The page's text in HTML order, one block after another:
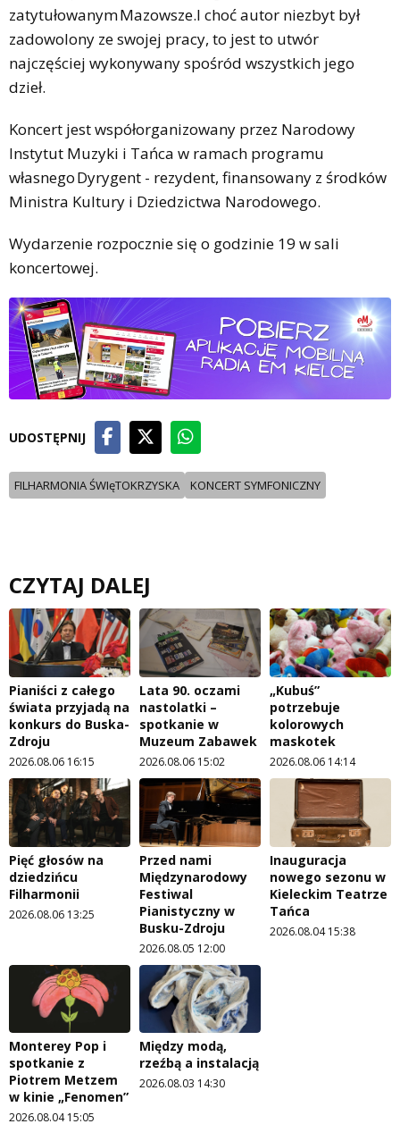
zatytułowanym Mazowsze.I choć autor niezbyt był
zadowolony ze swojej pracy, to jest to utwór
najczęściej wykonywany spośród wszystkich jego
dzieł.
Koncert jest współorganizowany przez Narodowy
Instytut Muzyki i Tańca w ramach programu
własnego Dyrygent - rezydent, finansowany z środków
Ministra Kultury i Dziedzictwa Narodowego.
Wydarzenie rozpocznie się o godzinie 19 w sali
koncertowej.
UDOSTĘPNIJ
FILHARMONIA ŚWIęTOKRZYSKA KONCERT SYMFONICZNY
CZYTAJ DALEJ
Pianiści z całego
świata przyjadą na
konkurs do Buska-
Zdroju
2026.08.06 16:15
Lata 90. oczami
nastolatki –
spotkanie w
Muzeum Zabawek
2026.08.06 15:02
„Kubuś”
potrzebuje
kolorowych
maskotek
2026.08.06 14:14
Pięć głosów na
dziedzińcu
Filharmonii
2026.08.06 13:25
Przed nami
Międzynarodowy
Festiwal
Pianistyczny w
Busku-Zdroju
2026.08.05 12:00
Inauguracja
nowego sezonu w
Kieleckim Teatrze
Tańca
2026.08.04 15:38
Monterey Pop i
spotkanie z
Piotrem Metzem
w kinie „Fenomen”
2026.08.04 15:05
Między modą,
rzeźbą a instalacją
2026.08.03 14:30